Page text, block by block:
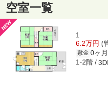
空室一覧
1
6.2万円 (
敷金 0ヶ月
1-2階